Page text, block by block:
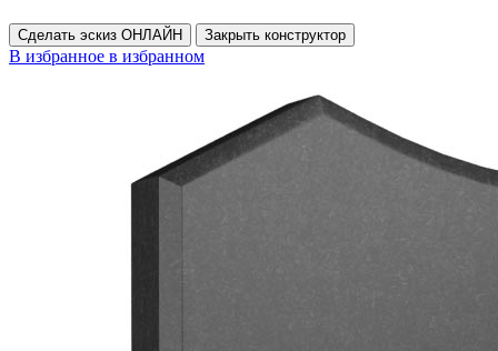
Сделать эскиз ОНЛАЙН Закрыть конструктор
В избранное в избранном